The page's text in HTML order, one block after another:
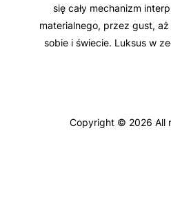
się cały mechanizm
materialnego, przez gust,
sobie i świecie. Luksus w
Copyright © 2026 All